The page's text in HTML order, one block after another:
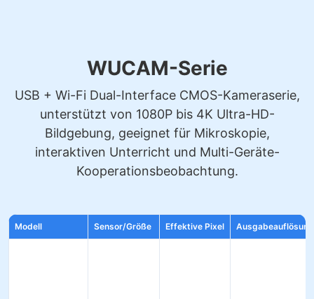
WUCAM-Serie
USB + Wi-Fi Dual-Interface CMOS-Kameraserie,
unterstützt von 1080P bis 4K Ultra-HD-
Bildgebung, geeignet für Mikroskopie,
interaktiven Unterricht und Multi-Geräte-
Kooperationsbeobachtung.
Modell Sensor/Größe Effektive Pixel Ausgabeauflösung